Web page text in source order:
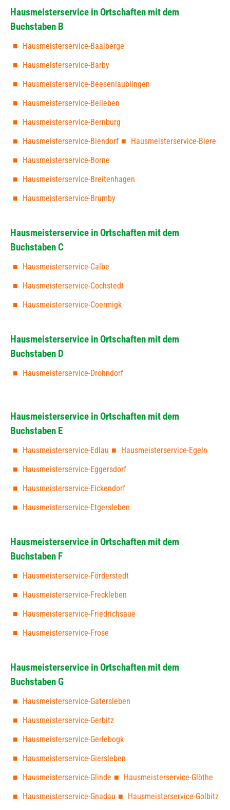
Hausmeisterservice in Ortschaften mit dem
Buchstaben B
Hausmeisterservice-Baalberge
Hausmeisterservice-Barby
Hausmeisterservice-Beesenlaublingen
Hausmeisterservice-Belleben
Hausmeisterservice-Bernburg
Hausmeisterservice-Biendorf
Hausmeisterservice-Biere
Hausmeisterservice-Borne
Hausmeisterservice-Breitenhagen
Hausmeisterservice-Brumby
Hausmeisterservice in Ortschaften mit dem
Buchstaben C
Hausmeisterservice-Calbe
Hausmeisterservice-Cochstedt
Hausmeisterservice-Coermigk
Hausmeisterservice in Ortschaften mit dem
Buchstaben D
Hausmeisterservice-Drohndorf
Hausmeisterservice in Ortschaften mit dem
Buchstaben E
Hausmeisterservice-Edlau
Hausmeisterservice-Egeln
Hausmeisterservice-Eggersdorf
Hausmeisterservice-Eickendorf
Hausmeisterservice-Etgersleben
Hausmeisterservice in Ortschaften mit dem
Buchstaben F
Hausmeisterservice-Förderstedt
Hausmeisterservice-Freckleben
Hausmeisterservice-Friedrichsaue
Hausmeisterservice-Frose
Hausmeisterservice in Ortschaften mit dem
Buchstaben G
Hausmeisterservice-Gatersleben
Hausmeisterservice-Gerbitz
Hausmeisterservice-Gerlebogk
Hausmeisterservice-Giersleben
Hausmeisterservice-Glinde
Hausmeisterservice-Glöthe
Hausmeisterservice-Gnadau
Hausmeisterservice-Golbitz